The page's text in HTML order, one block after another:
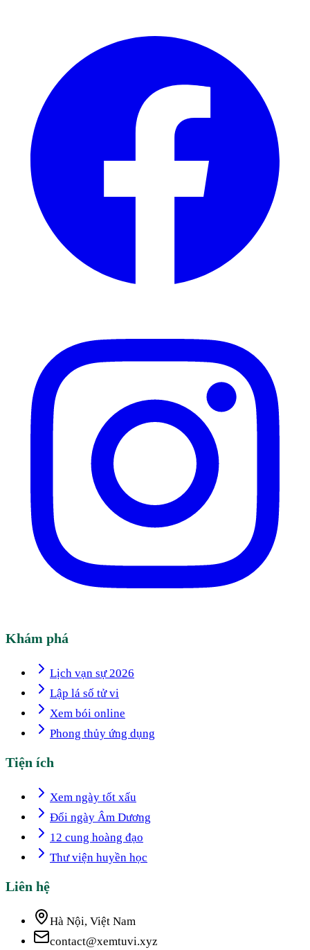
Khám phá
Lịch vạn sự 2026
Lập lá số tử vi
Xem bói online
Phong thủy ứng dụng
Tiện ích
Xem ngày tốt xấu
Đổi ngày Âm Dương
12 cung hoàng đạo
Thư viện huyền học
Liên hệ
Hà Nội, Việt Nam
contact@xemtuvi.xyz